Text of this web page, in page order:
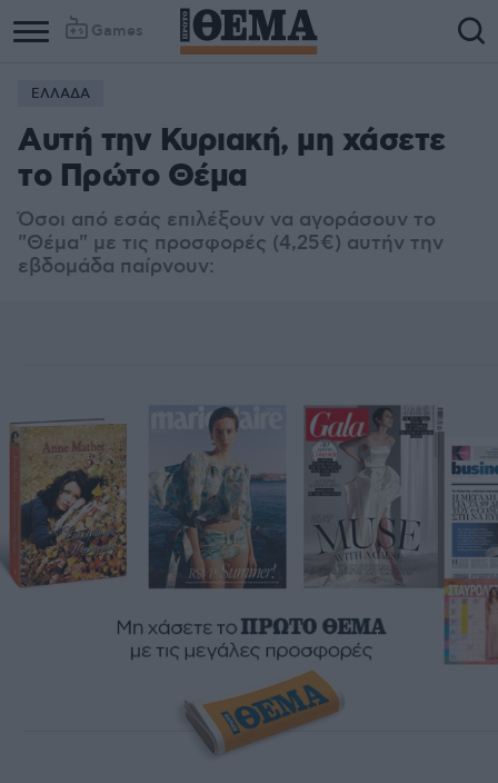
Games
ΕΛΛΑΔΑ
Αυτή την Κυριακή, μη χάσετε
το Πρώτο Θέμα
Όσοι από εσάς επιλέξουν να αγοράσουν το
"Θέμα" με τις προσφορές (4,25€) αυτήν την
εβδομάδα παίρνουν: